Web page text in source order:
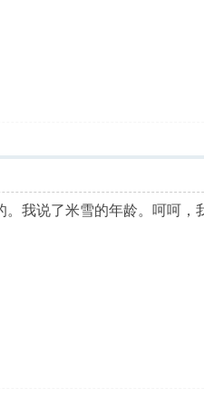
我说了米雪的年龄。呵呵，